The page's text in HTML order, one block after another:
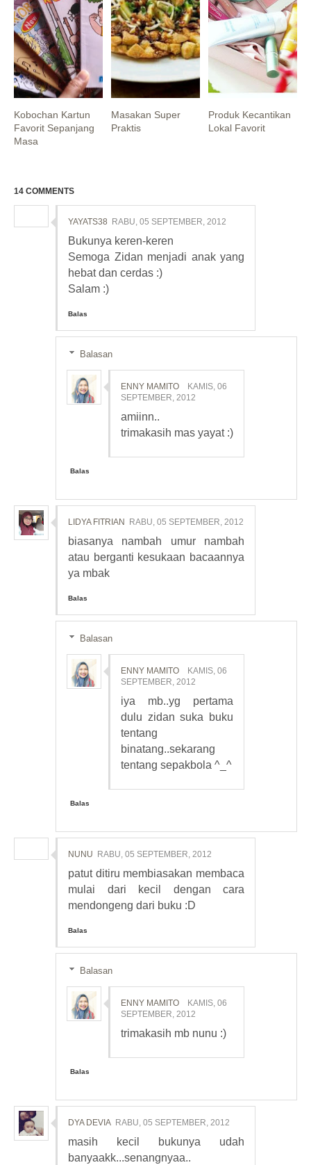
Kobochan Kartun
Favorit Sepanjang
Masa
Masakan Super
Praktis
Produk Kecantikan
Lokal Favorit
14 COMMENTS
YAYATS38 RABU, 05 SEPTEMBER, 2012
Bukunya keren-keren
Semoga Zidan menjadi anak yang
hebat dan cerdas :)
Salam :)
Balas
Balasan
ENNY MAMITO
KAMIS, 06
SEPTEMBER, 2012
amiinn..
trimakasih mas yayat :)
Balas
LIDYA FITRIAN RABU, 05 SEPTEMBER, 2012
biasanya nambah umur nambah
atau berganti kesukaan bacaannya
ya mbak
Balas
Balasan
ENNY MAMITO
KAMIS, 06
SEPTEMBER, 2012
iya mb..yg pertama
dulu zidan suka buku
tentang
binatang..sekarang
tentang sepakbola ^_^
Balas
NUNU RABU, 05 SEPTEMBER, 2012
patut ditiru membiasakan membaca
mulai dari kecil dengan cara
mendongeng dari buku :D
Balas
Balasan
ENNY MAMITO
KAMIS, 06
SEPTEMBER, 2012
trimakasih mb nunu :)
Balas
DYA DEVIA RABU, 05 SEPTEMBER, 2012
masih kecil bukunya udah
banyaakk...senangnyaa..